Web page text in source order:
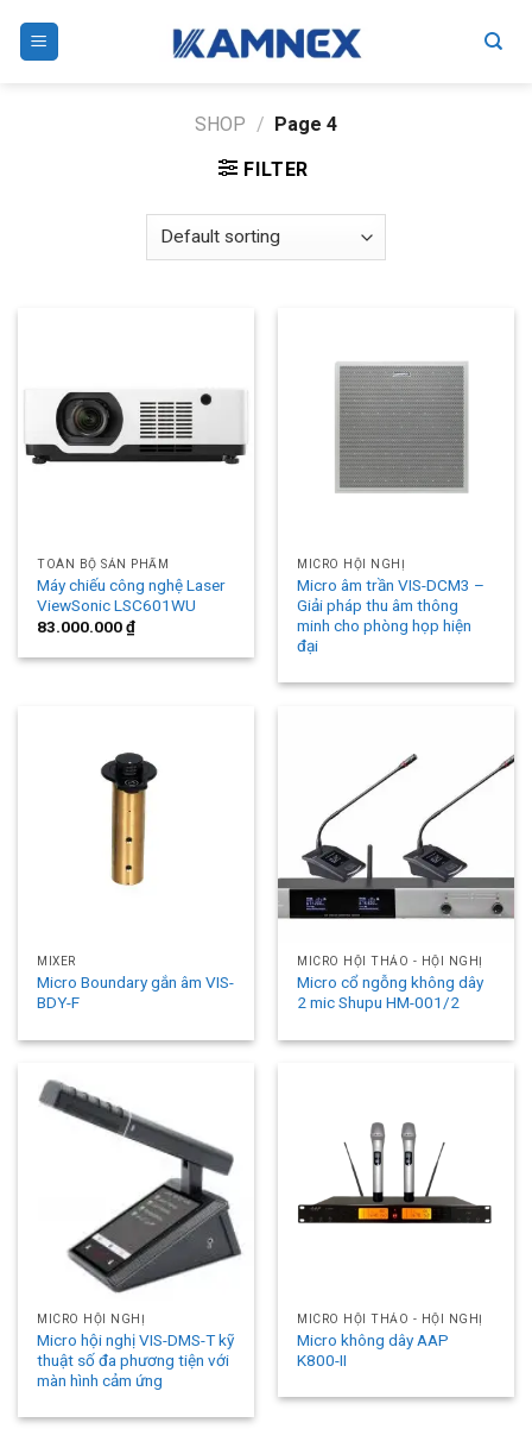
SHOP / Page 4
FILTER
TOÀN BỘ SẢN PHẨM
Máy chiếu công nghệ Laser
ViewSonic LSC601WU
83.000.000₫
MICRO HỘI NGHỊ
Micro âm trần VIS-DCM3 –
Giải pháp thu âm thông
minh cho phòng họp hiện
đại
MIXER
Micro Boundary gắn âm VIS-
BDY-F
MICRO HỘI THẢO - HỘI NGHỊ
Micro cổ ngỗng không dây
2 mic Shupu HM-001/2
MICRO HỘI NGHỊ
Micro hội nghị VIS-DMS-T kỹ
thuật số đa phương tiện với
màn hình cảm ứng
MICRO HỘI THẢO - HỘI NGHỊ
Micro không dây AAP
K800-II